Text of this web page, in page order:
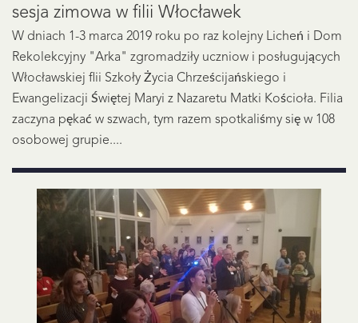
sesja zimowa w filii Włocławek
W dniach 1-3 marca 2019 roku po raz kolejny Licheń i Dom
Rekolekcyjny "Arka" zgromadziły uczniow i posługujących
Włocławskiej flii Szkoły Życia Chrześcijańskiego i
Ewangelizacji Świętej Maryi z Nazaretu Matki Kościoła. Filia
zaczyna pękać w szwach, tym razem spotkaliśmy się w 108
osobowej grupie....